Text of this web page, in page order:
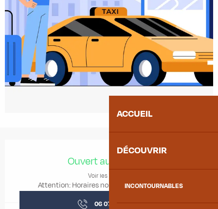
ACCUEIL
DÉCOUVRIR
INCONTOURNABLES
Ouvert aujourd'hui
Voir les horaires
Attention: Horaires non garantis aujourd'hui
06 07 87 26▒▒